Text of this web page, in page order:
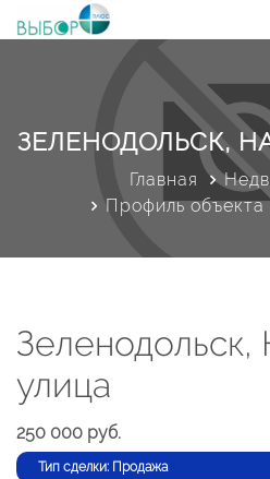
ЗЕЛЕНОДОЛЬСК,
Главная
Профиль
улица
250 000 руб.
Тип сделки: Продажа